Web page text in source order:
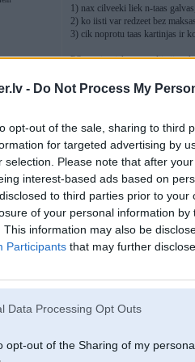
- Do Not Process My
opt-out of the sale, sharing to third
for targeted advertising by
selection. Please note that after
interest-based ads based on
to third parties prior to
of your personal information by
This information may also be
Participants that may further
Data Processing Opt Outs
opt-out of the Sharing of my
1) nax cilveeki liek n-taas
2) ko iisti var redzeet bez
3) cik noprotu taas kartinjas ir
PS., uz ieprieks noraadiitajiem
ir legaalas kartinjas krievu tv
vairaakas galvinjas bet arii
shaarings ntv+ vai sirius
http://www.pult.lv/
[ Šo ziņu laboja otomars, 19 Feb